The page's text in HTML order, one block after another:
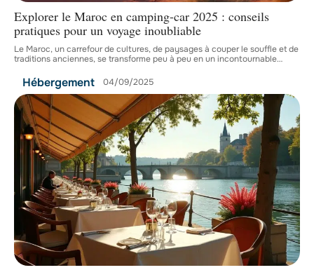
Explorer le Maroc en camping-car 2025 : conseils
pratiques pour un voyage inoubliable
Le Maroc, un carrefour de cultures, de paysages à couper le souffle et de
traditions anciennes, se transforme peu à peu en un incontournable…
Hébergement 04/09/2025